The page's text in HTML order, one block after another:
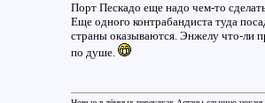
Порт Пескадо еще надо чем-то
Еще одного контрабандиста туда
страны оказываются. Энжелу что-ли
по душе.